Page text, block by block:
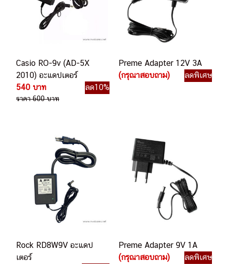
Casio RO-9v (AD-5X
2010) อะแดปเตอร์
540 บาท
ลด10%
ราคา 600 บาท
Preme Adapter 12V 3A
(กรุณาสอบถาม)
ลดพิเศษ
Rock RD8W9V อะแดป
เตอร์
Preme Adapter 9V 1A
(กรุณาสอบถาม)
ลดพิเศษ